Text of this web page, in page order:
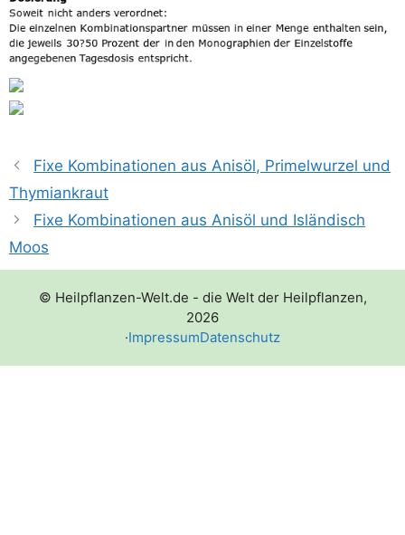
Fixe Kombinationen aus Anisöl, Primelwurzel und
Thymiankraut
Fixe Kombinationen aus Anisöl und Isländisch
Moos
© Heilpflanzen-Welt.de - die Welt der Heilpflanzen,
2026
·ImpressumDatenschutz